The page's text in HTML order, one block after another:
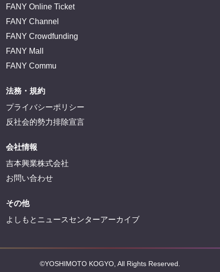
FANY Online Ticket
FANY Channel
FANY Crowdfunding
FANY Mall
FANY Commu
法務・規約
プライバシーポリシー
反社会的勢力排除宣言
会社情報
吉本興業株式会社
お問い合わせ
その他
よしもとニュースセンターアーカイブ
©YOSHIMOTO KOGYO, All Rights Reserved.